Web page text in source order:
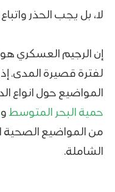
لا، بل يجب الحذر
إن الرجيم العسكري هو
لفترة قصيرة المدى.
المواضيع حول انواع
حمية البحر المتوسط و
من المواضيع الصحية
الشاملة.